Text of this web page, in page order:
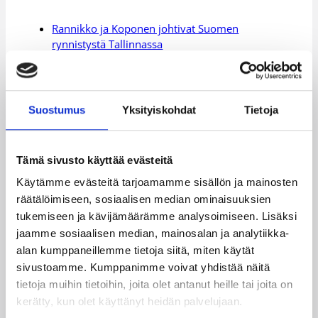
Suostumus Yksityiskohdat Tietoja
Tämä sivusto käyttää evästeitä
Käytämme evästeitä tarjoamamme sisällön ja mainosten
räätälöimiseen, sosiaalisen median ominaisuuksien
tukemiseen ja kävijämäärämme analysoimiseen. Lisäksi
jaamme sosiaalisen median, mainosalan ja analytiikka-
alan kumppaneillemme tietoja siitä, miten käytät
sivustoamme. Kumppanimme voivat yhdistää näitä
tietoja muihin tietoihin, joita olet antanut heille tai joita on
kerätty, kun olet käyttänyt heidän palvelujaan.
Rannikko ja Koponen johtivat Suomen
rynnistystä Tallinnassa
Italian tähtipelaaja Belinelli kaupattiin Torontoon
Ranska selvisi Unkarista viime sekunnin korin
turvin
Suomen viimeistelyviikonloppu huipentuu
pistekeskiarvostani”
Lisätietoja:EM-karsintaotteluiden lipunmyynti
Päivitetty02.08.2009
Henkilöt